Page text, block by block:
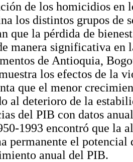
de los homicidios en
los distintos grupos de
que la pérdida de
manera significativa en
de Antioquia,
los efectos de la
que el menor
al deterioro de la
del PIB con datos
1993 encontró que la
permanente el
anual del PIB.